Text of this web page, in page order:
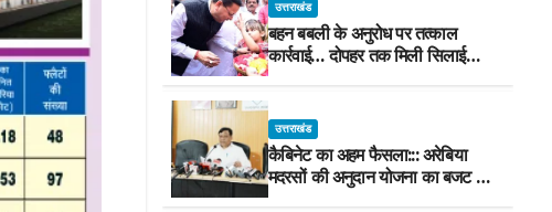
उत्तराखंड
बहन बबली के अनुरोध पर तत्काल
कार्रवाई… दोपहर तक मिली सिलाई
मशीन
उत्तराखंड
कैबिनेट का अहम फैसला::: अरेबिया
मदरसों की अनुदान योजना का बजट मद
वित्तीय वर्ष 2027-28 से समाप्त